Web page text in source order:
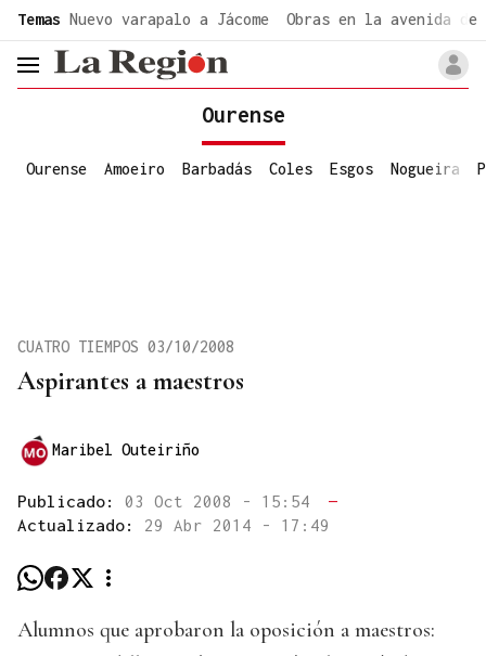
Temas Nuevo varapalo a Jácome Obras en la avenida de
header.menu.open
Ourense
Ourense Amoeiro Barbadás Coles Esgos Nogueira
Aspirantes a maestros
CUATRO TIEMPOS 03/10/2008
Maribel Outeiriño
Publicado: 03 Oct 2008 - 15:54
—
Actualizado: 29 Abr 2014 - 17:49
Alumnos que aprobaron la oposición a maestros: